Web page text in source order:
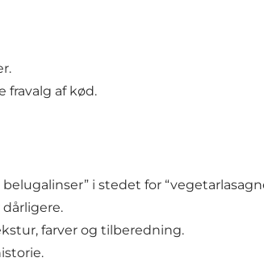
fravalg af kød.
i stedet for
dårligere.
farver og tilberedning.